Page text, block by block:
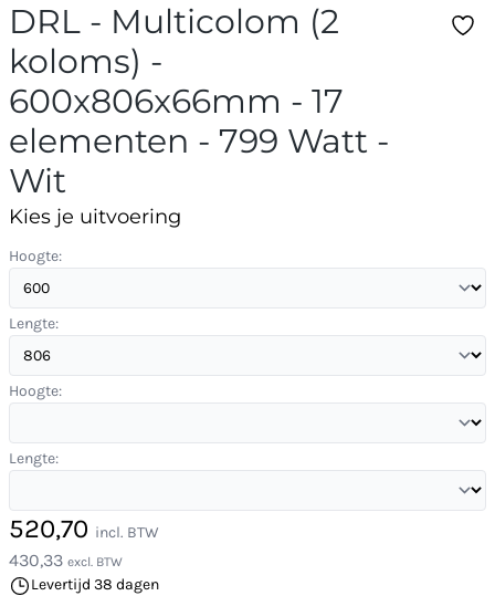
DRL - Multicolom (2
koloms) -
600x806x66mm - 17
elementen - 799 Watt -
Wit
Kies je uitvoering
Hoogte:
Lengte:
Hoogte:
Lengte:
520,70 incl. BTW
430,33 excl. BTW
Levertijd 38 dagen